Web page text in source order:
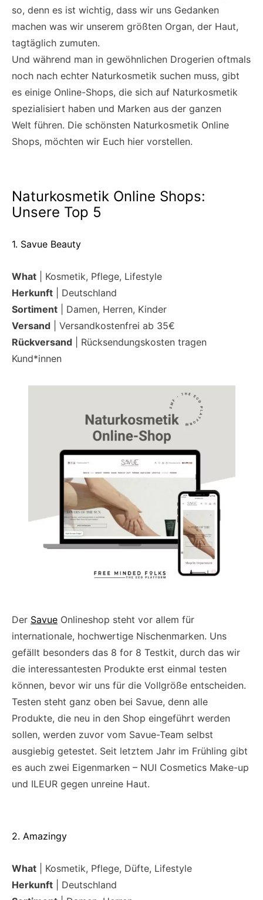
so, denn es ist wichtig, dass wir uns Gedanken
machen was wir unserem größten Organ, der Haut,
tagtäglich zumuten.
Und während man in gewöhnlichen Drogerien oftmals
noch nach echter Naturkosmetik suchen muss, gibt
es einige Online-Shops, die sich auf Naturkosmetik
spezialisiert haben und Marken aus der ganzen
Welt führen. Die schönsten Naturkosmetik Online
Shops, möchten wir Euch hier vorstellen.
Naturkosmetik Online Shops:
Unsere Top 5
1. Savue Beauty
What | Kosmetik, Pflege, Lifestyle
Herkunft | Deutschland
Sortiment | Damen, Herren, Kinder
Versand | Versandkostenfrei ab 35€
Rückversand | Rücksendungskosten tragen
Kund*innen
Der Savue Onlineshop steht vor allem für
internationale, hochwertige Nischenmarken. Uns
gefällt besonders das 8 for 8 Testkit, durch das wir
die interessantesten Produkte erst einmal testen
können, bevor wir uns für die Vollgröße entscheiden.
Testen steht ganz oben bei Savue, denn alle
Produkte, die neu in den Shop eingeführt werden
sollen, werden zuvor vom Savue-Team selbst
ausgiebig getestet. Seit letztem Jahr im Frühling gibt
es auch zwei Eigenmarken – NUI Cosmetics Make-up
und ILEUR gegen unreine Haut.
2. Amazingy
What | Kosmetik, Pflege, Düfte, Lifestyle
Herkunft | Deutschland